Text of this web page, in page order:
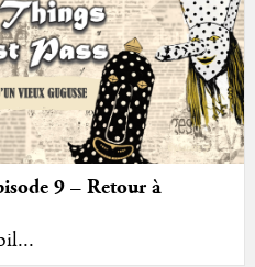
9 – Retour à